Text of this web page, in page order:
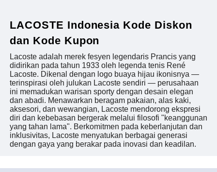
LACOSTE Indonesia Kode Diskon
dan Kode Kupon
Lacoste adalah merek fesyen legendaris Prancis yang
didirikan pada tahun 1933 oleh legenda tenis René
Lacoste. Dikenal dengan logo buaya hijau ikonisnya —
terinspirasi oleh julukan Lacoste sendiri — perusahaan
ini memadukan warisan sporty dengan desain elegan
dan abadi. Menawarkan beragam pakaian, alas kaki,
aksesori, dan wewangian, Lacoste mendorong ekspresi
diri dan kebebasan bergerak melalui filosofi "keanggunan
yang tahan lama". Berkomitmen pada keberlanjutan dan
inklusivitas, Lacoste menyatukan berbagai generasi
dengan gaya yang berakar pada inovasi dan keadilan.